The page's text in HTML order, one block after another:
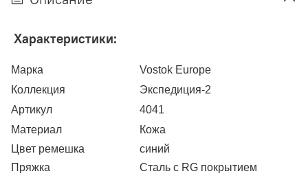
Характеристики:
Марка
Vostok Europe
Коллекция
Экспедиция-2
Артикул
4041
Материал
Кожа
Цвет ремешка
синий
Пряжка
Сталь с RG покрытием